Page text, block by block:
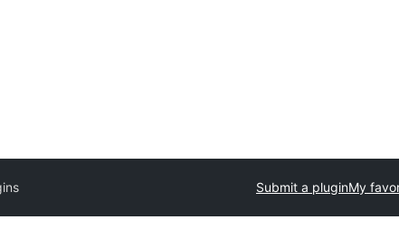
Submit a pluginMy